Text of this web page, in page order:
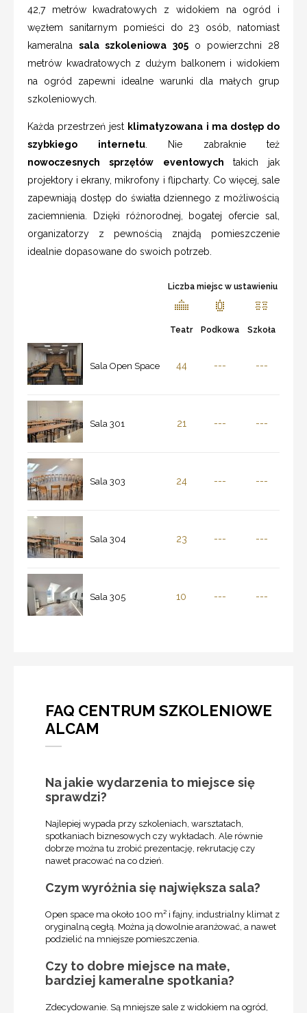
42,7 metrów kwadratowych z widokiem na ogród i
węzłem sanitarnym pomieści do 23 osób, natomiast
kameralnasala szkoleniowa 305o powierzchni 28
metrów kwadratowych z dużym balkonem i widokiem
na ogród zapewni idealne warunki dla małych grup
szkoleniowych.
Każda przestrzeń jest klimatyzowana i ma dostęp do
szybkiego internetu. Nie zabraknie też
nowoczesnych sprzętów eventowych takich jak
projektory i ekrany, mikrofony i flipcharty. Co więcej, sale
zapewniają dostęp do światła dziennego z możliwością
zaciemnienia. Dzięki różnorodnej, bogatej ofercie sal,
organizatorzy z pewnością znajdą pomieszczenie
idealnie dopasowane do swoich potrzeb.
Liczba miejsc w ustawieniu
Teatr Podkowa Szkoła
Sala Open Space 44 --- ---
Sala 301 21 --- ---
Sala 303 24 --- ---
Sala 304 23 --- ---
Sala 305 10 --- ---
FAQ CENTRUM SZKOLENIOWE
ALCAM
Na jakie wydarzenia to miejsce się
sprawdzi?
Najlepiej wypada przy szkoleniach, warsztatach,
spotkaniach biznesowych czy wykładach. Ale równie
dobrze można tu zrobić prezentację, rekrutację czy
nawet pracować na co dzień.
Czym wyróżnia się największa sala?
Open space ma około 100 m² i fajny, industrialny klimat z
oryginalną cegłą. Można ją dowolnie aranżować, a nawet
podzielić na mniejsze pomieszczenia.
Czy to dobre miejsce na małe,
bardziej kameralne spotkania?
Zdecydowanie. Są mniejsze sale z widokiem na ogród,